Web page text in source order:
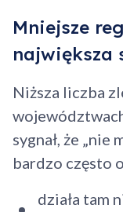
Mniejsze
największa
Niższa liczba
sygnał, że „nie
bardzo często
działa tam